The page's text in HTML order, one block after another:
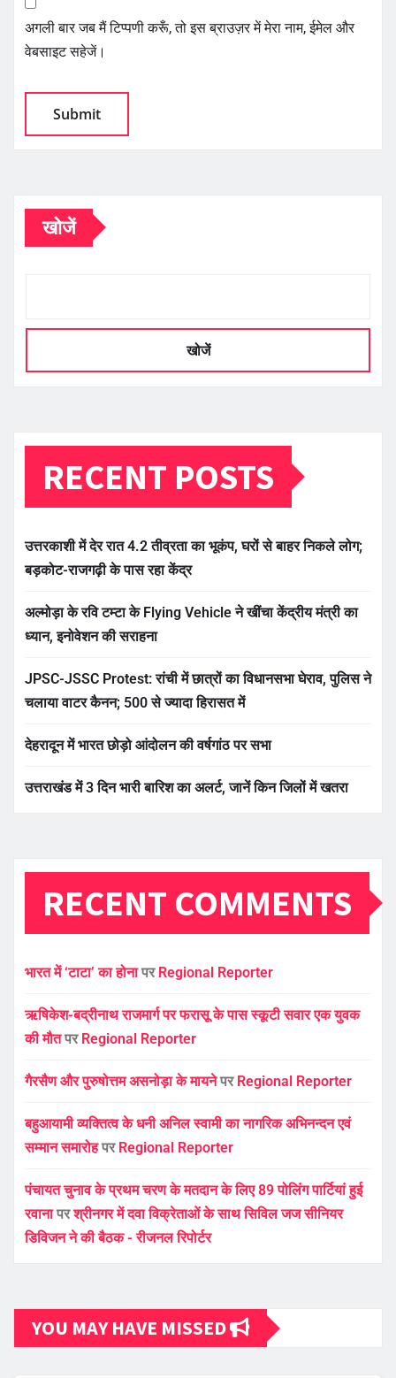
अगली बार जब मैं टिप्पणी करूँ, तो इस ब्राउज़र में मेरा नाम, ईमेल और
वेबसाइट सहेजें।
खोजें
खोजें
RECENT POSTS
उत्तरकाशी में देर रात 4.2 तीव्रता का भूकंप, घरों से बाहर निकले लोग;
बड़कोट-राजगढ़ी के पास रहा केंद्र
अल्मोड़ा के रवि टम्टा के Flying Vehicle ने खींचा केंद्रीय मंत्री का
ध्यान, इनोवेशन की सराहना
JPSC-JSSC Protest: रांची में छात्रों का विधानसभा घेराव, पुलिस ने
चलाया वाटर कैनन; 500 से ज्यादा हिरासत में
देहरादून में भारत छोड़ो आंदोलन की वर्षगांठ पर सभा
उत्तराखंड में 3 दिन भारी बारिश का अलर्ट, जानें किन जिलों में खतरा
RECENT COMMENTS
भारत में ‘टाटा’ का होनापर Regional Reporter
ऋषिकेश-बद्रीनाथ राजमार्ग पर फरासू के पास स्कूटी सवार एक युवक
की मौतपर Regional Reporter
गैरसैण और पुरुषोत्तम असनोड़ा के मायनेपर Regional Reporter
बहुआयामी व्यक्तित्व के धनी अनिल स्वामी का नागरिक अभिनन्दन एवं
सम्मान समारोहपर Regional Reporter
पंचायत चुनाव के प्रथम चरण के मतदान के लिए 89 पोलिंग पार्टियां हुई
रवानापरश्रीनगर में दवा विक्रेताओं के साथ सिविल जज सीनियर
डिविजन ने की बैठक - रीजनल रिपोर्टर
YOU MAY HAVE MISSED